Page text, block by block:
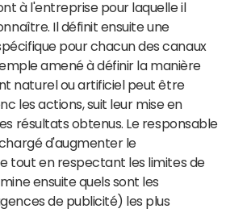
à l'entreprise pour laquelle il
Il définit ensuite une
pour chacun des canaux
amené à définir la manière
naturel ou artificiel peut être
les actions, suit leur mise en
résultats obtenus. Le responsable
d'augmenter le
tout en respectant les limites de
ensuite quels sont les
de publicité) les plus